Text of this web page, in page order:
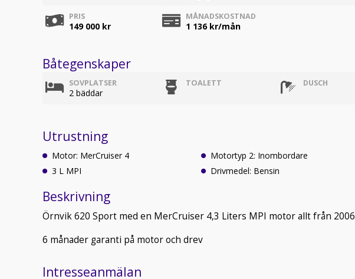
PRIS
149 000 kr
MÅNADSKOSTNAD
1 136kr/mån
Båtegenskaper
SOVPLATSER
2 bäddar
TOALETT DUSCH
Utrustning
Motor: MerCruiser 4
3 L MPI
Motortyp 2: Inombordare
Drivmedel: Bensin
Beskrivning
Örnvik 620 Sport med en MerCruiser 4,3 Liters MPI motor allt från 2006
6 månader garanti på motor och drev
Intresseanmälan